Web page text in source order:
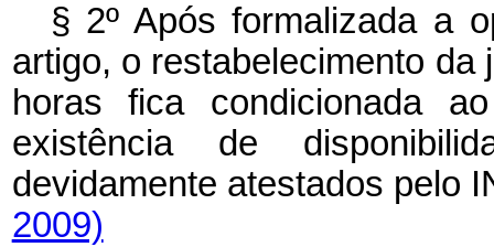
§ 2º Após formalizada a
artigo, o restabelecimento da
horas fica condicionada
existência de
devidamente atestados pelo
2009)